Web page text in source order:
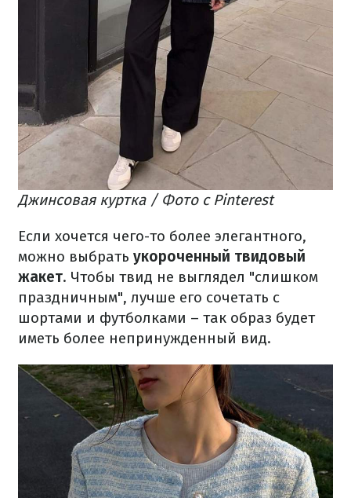
Джинсовая куртка / Фото с Pinterest
Если хочется чего-то более элегантного,
можно выбрать укороченный твидовый
жакет. Чтобы твид не выглядел "слишком
праздничным", лучше его сочетать с
шортами и футболками – так образ будет
иметь более непринужденный вид.